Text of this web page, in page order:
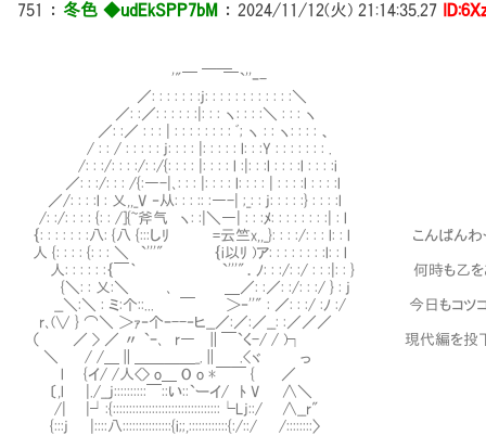
751 ： 冬色 ◆udEkSPP7bM ： 2024/11/12(火) 21:14:35.27
'"￣ ￣`''ｰ-
／: : : : : : :j: : : : : : : : : : : :＼
／: :／: : : : : :|: : : ヽ: : : :＼ : : : ヽ
／: :／ : : : | : : : : : : : : ﾞ; ヽ : : ヽ: : : : 、
/ : : / : : : : : j: : : : |: : : : : l: : :Y : : : : : : : .
/: : :/: : : :/: :/{: : : : |: : : : l :|: : :l : : : :l : : : :i
／: : :/: : : /{:―-|､: : : |: : : : l: : : : | : : : :l : : : :l
／/: : : :l : 乂,,_V ‐从: : : :: :―-| ;_: : j: : : : :} : : : :l
/: :/: : : : {: : /]{~斧气 ヽ: :|＼―| : : :ﾒ: : : : : : : :| : l
｛: : : : : : :八: {八 {:::しﾘ =云竺x,,_}: : : :/: : : l: : l こんぱんわ
人 {: : : : {: : : ＼ `'''" ｛i以ﾘ )ア: : : : : : : :l: : l
人: : : : : :｛￣｀ `'''"．ﾉ: : :/: :/ : : :|: : } 何時も乙をありが
{＼: : 乂:＼ ､ ＿／: :／: :/: : :/ } : j
__＼:＼ : ミ:个::... ￣ ＞‐''" : ／: : :/ :ﾉ :/ 今日もコツコ
r､(∨ } ⌒＼ ＞ｧ‐个ｰ--‐ヒ__／:／:／__: :／／／
（ ／ > ／ 〃 `ｰ､ r― ∥￣`く-/ / )┐ 現代編を投下し
＼ / /＿∥＿＿＿＿_.∥ .<ヾ っ
l {イ/ /人<> o＿ O o *￣￣ { ／
〔,l |./__j::::::::::￣::い::`ーイ/ ﾄ V ∧＼
/| |┘:{:::::::::::::::::::::::::::::::::└Lj::/ ∧__r"
{:::j |::::八:::::::::::::::{i;;,::::::::::::{:/::/ /::::::::〉